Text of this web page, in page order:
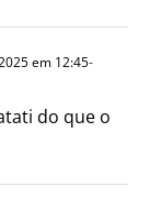
em 12:45-
do que o